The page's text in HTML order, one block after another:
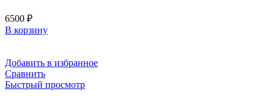
6500 ₽
В корзину
Добавить в избранное
Сравнить
Быстрый просмотр